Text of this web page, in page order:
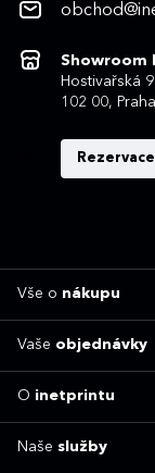
Showroom
Hostivařská
102 00,
Vše o nákupu
Vaše objednávky
O inetprintu
Naše služby